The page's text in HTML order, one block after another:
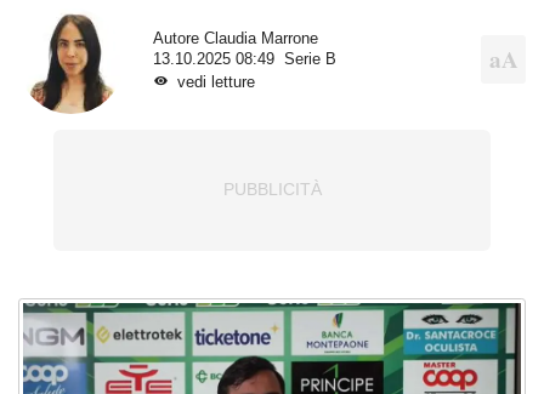
Autore Claudia Marrone
13.10.2025 08:49
Serie B
vedi letture